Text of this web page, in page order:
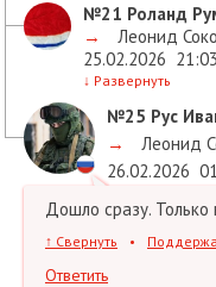
№21 Роланд
→
Леонид
25.02.2026 21:03
↓ Развернуть
№25 Рус
→
Леонид
26.02.2026
Дошло сразу. Только
↑ Свернуть •
Ответить